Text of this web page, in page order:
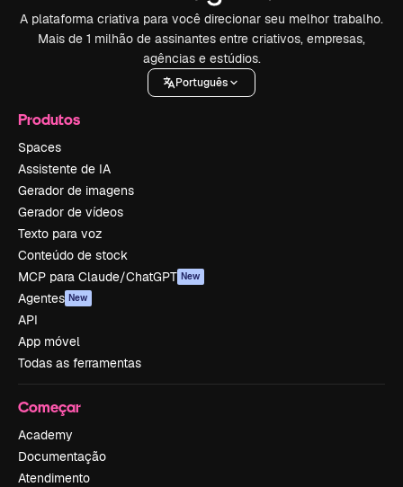
A plataforma criativa para você direcionar seu melhor trabalho.
Mais de 1 milhão de assinantes entre criativos, empresas,
agências e estúdios.
Português
Produtos
Spaces
Assistente de IA
Gerador de imagens
Gerador de vídeos
Texto para voz
Conteúdo de stock
MCP para Claude/ChatGPT New
Agentes New
API
App móvel
Todas as ferramentas
Começar
Academy
Documentação
Atendimento